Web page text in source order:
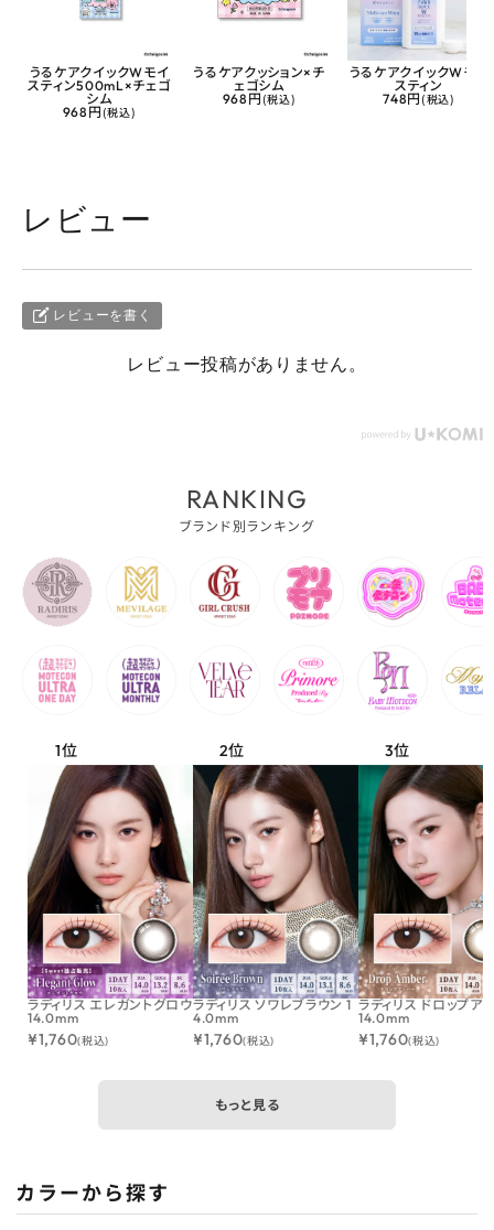
うるケアクイックWモイ
スティン500mL×チェゴ
シム
968円 (税込)
うるケアクッション×チ
ェゴシム
968円 (税込)
うるケアクイックWモイ
スティン
748円 (税込)
レビュー
レビューを書く
レビュー投稿がありません。
RANKING
ブランド別ランキング
ラディリス エレガントグロウ
14.0mm
¥1,760(税込)
ラディリス ソワレブラウン 1
4.0mm
¥1,760(税込)
ラディリス ドロップア
14.0mm
¥1,760(税込)
もっと見る
カラーから探す